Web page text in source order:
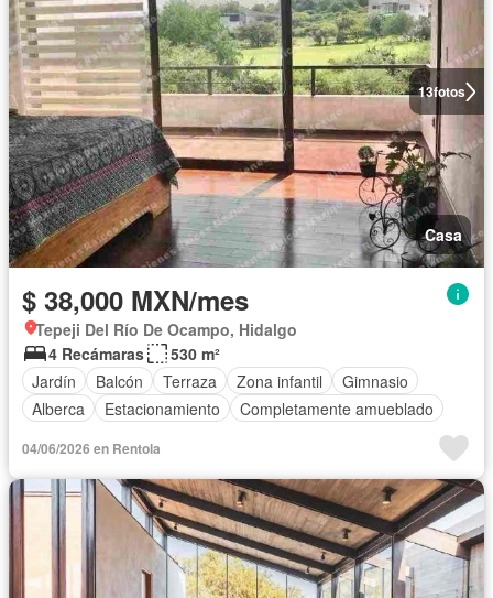
13fotos
Casa
$ 38,000 MXN/mes
Tepeji Del Río De Ocampo, Hidalgo
4 Recámaras
530 m²
Jardín
Balcón Terraza Zona infantil
Gimnasio
Alberca
Estacionamiento Completamente amueblado
04/06/2026 en Rentola